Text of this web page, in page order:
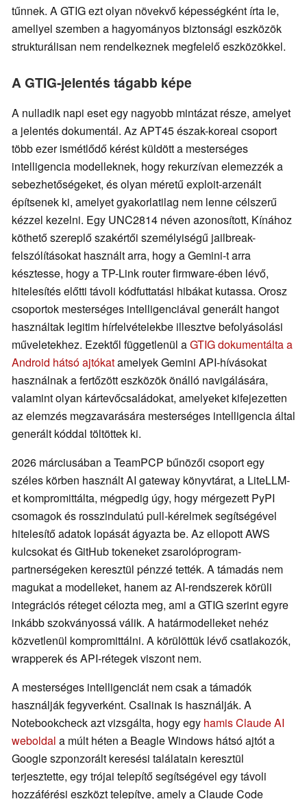
tűnnek. A GTIG ezt olyan növekvő képességként írta le,
amellyel szemben a hagyományos biztonsági eszközök
strukturálisan nem rendelkeznek megfelelő eszközökkel.
A GTIG-jelentés tágabb képe
A nulladik napi eset egy nagyobb mintázat része, amelyet
a jelentés dokumentál. Az APT45 észak-koreai csoport
több ezer ismétlődő kérést küldött a mesterséges
intelligencia modelleknek, hogy rekurzívan elemezzék a
sebezhetőségeket, és olyan méretű exploit-arzenált
építsenek ki, amelyet gyakorlatilag nem lenne célszerű
kézzel kezelni. Egy UNC2814 néven azonosított, Kínához
köthető szereplő szakértői személyiségű jailbreak-
felszólításokat használt arra, hogy a Gemini-t arra
késztesse, hogy a TP-Link router firmware-ében lévő,
hitelesítés előtti távoli kódfuttatási hibákat kutassa. Orosz
csoportok mesterséges intelligenciával generált hangot
használtak legitim hírfelvételekbe illesztve befolyásolási
műveletekhez. Ezektől függetlenül aGTIG dokumentálta a
Android hátsó ajtókatamelyek Gemini API-hívásokat
használnak a fertőzött eszközök önálló navigálására,
valamint olyan kártevőcsaládokat, amelyeket kifejezetten
az elemzés megzavarására mesterséges intelligencia által
generált kóddal töltöttek ki.
2026 márciusában a TeamPCP bűnözői csoport egy
széles körben használt AI gateway könyvtárat, a LiteLLM-
et kompromittálta, mégpedig úgy, hogy mérgezett PyPI
csomagok és rosszindulatú pull-kérelmek segítségével
hitelesítő adatok lopását ágyazta be. Az ellopott AWS
kulcsokat és GitHub tokeneket zsarolóprogram-
partnerségeken keresztül pénzzé tették. A támadás nem
magukat a modelleket, hanem az AI-rendszerek körüli
integrációs réteget célozta meg, ami a GTIG szerint egyre
inkább szokványossá válik. A határmodelleket nehéz
közvetlenül kompromittálni. A körülöttük lévő csatlakozók,
wrapperek és API-rétegek viszont nem.
A mesterséges intelligenciát nem csak a támadók
használják fegyverként. Csalinak is használják. A
Notebookcheck azt vizsgálta, hogy egy hamis Claude AI
weboldal a múlt héten a Beagle Windows hátsó ajtót a
Google szponzorált keresési találatain keresztül
terjesztette, egy trójai telepítő segítségével egy távoli
hozzáférési eszközt telepítve, amely a Claude Code